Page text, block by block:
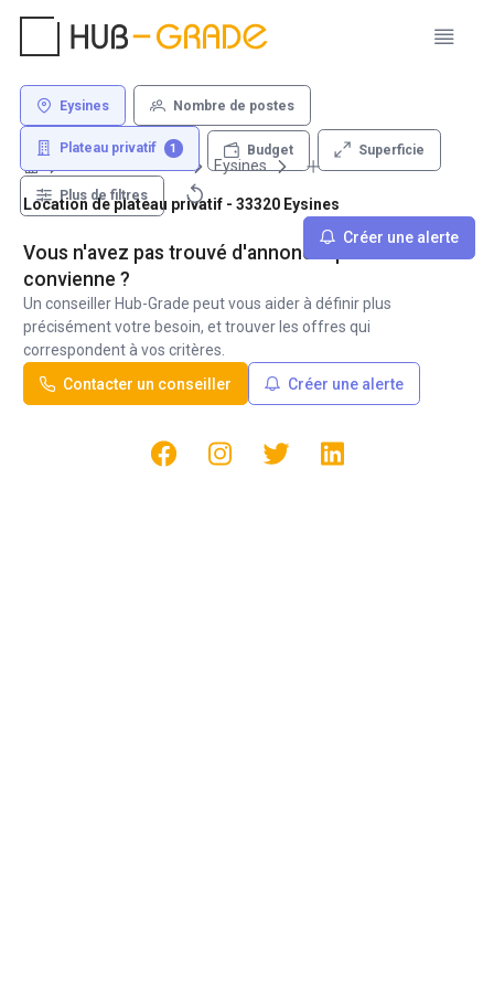
Eysines Nombre de postes
Plateau privatif 1 Budget Superficie
Plus de filtres
Créer une alerte
Eysines
Location de plateau privatif - 33320 Eysines
Vous n'avez pas trouvé d'annonce qui vous
convienne ?
Un conseiller Hub-Grade peut vous aider à définir plus
précisément votre besoin, et trouver les offres qui
correspondent à vos critères.
Contacter un conseiller
Créer une alerte